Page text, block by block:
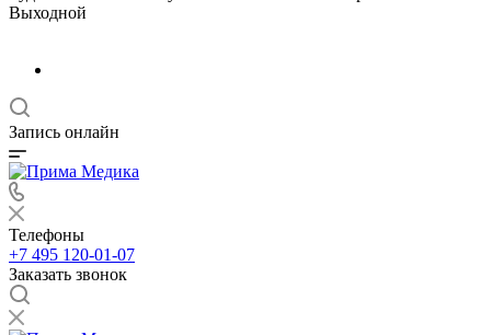
Выходной
Запись онлайн
Телефоны
+7 495 120-01-07
Заказать звонок